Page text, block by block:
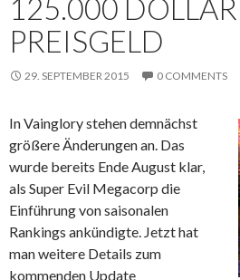
125.000 DOLLAR
PREISGELD
29. SEPTEMBER 2015 0 COMMENTS
In Vainglory stehen demnächst
größere Änderungen an. Das
wurde bereits Ende August klar,
als Super Evil Megacorp die
Einführung von saisonalen
Rankings ankündigte. Jetzt hat
man weitere Details zum
kommenden Update